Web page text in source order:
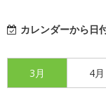
カレンダーから日
3月 4月